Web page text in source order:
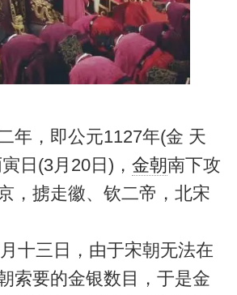
，即公元1127年(金 天
日(3月20日)， 金朝南下攻
，掳走徽、钦二帝，北宋
三日，由于宋朝无法在
索要的金银数目，于是金